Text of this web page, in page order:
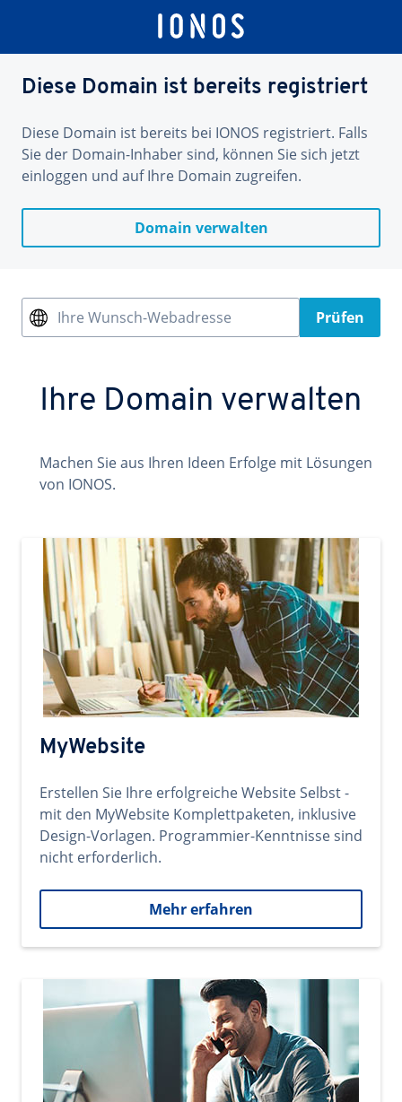
Diese Domain ist bereits registriert
Diese Domain ist bereits bei IONOS registriert. Falls
Sie der Domain-Inhaber sind, können Sie sich jetzt
einloggen und auf Ihre Domain zugreifen.
Domain verwalten
Ihre Wunsch-Webadresse Prüfen
Ihre Domain verwalten
Machen Sie aus Ihren Ideen Erfolge mit Lösungen
von IONOS.
MyWebsite
Erstellen Sie Ihre erfolgreiche Website Selbst -
mit den MyWebsite Komplettpaketen, inklusive
Design-Vorlagen. Programmier-Kenntnisse sind
nicht erforderlich.
Mehr erfahren